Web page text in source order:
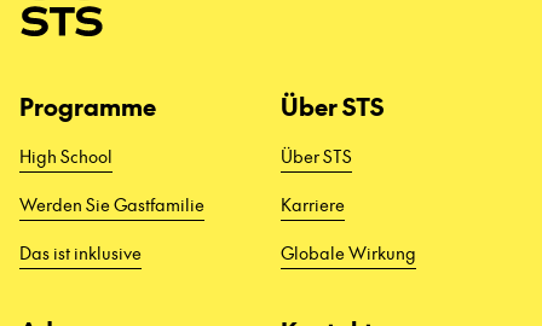
Programme
High School
Werden Sie Gastfamilie
Das ist inklusive
Über STS
Über STS
Karriere
Globale Wirkung